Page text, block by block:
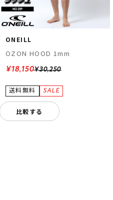
ONEILL
OZON HOOD 1mm
¥30,250
¥18,150
比較する